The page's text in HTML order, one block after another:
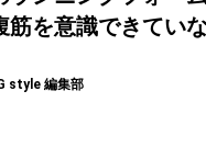
筋を意識できてい
style 編集部